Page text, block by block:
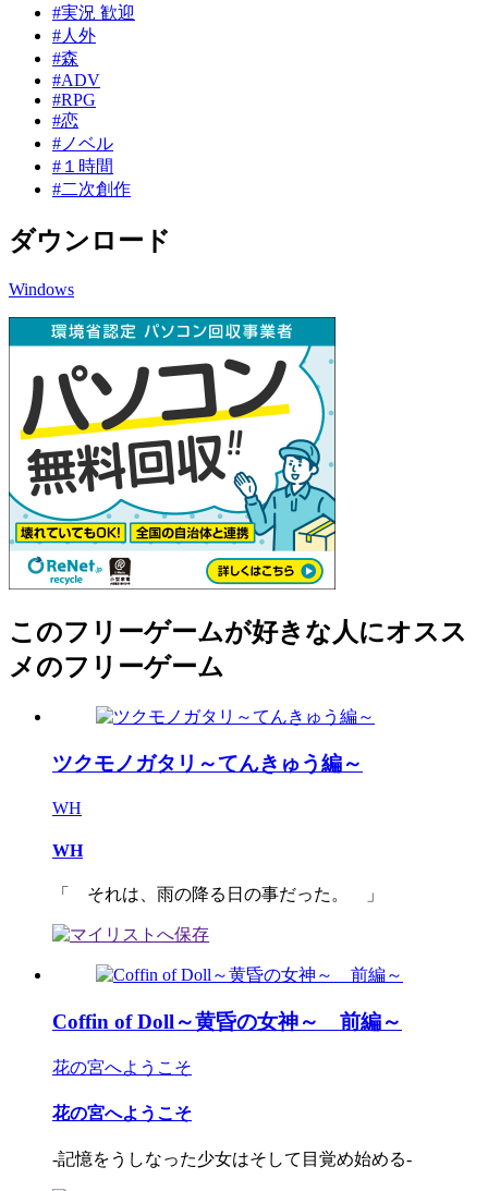
#実況 歓迎
#人外
#森
#ADV
#RPG
#恋
#ノベル
#１時間
#二次創作
ダウンロード
Windows
このフリーゲームが好きな人にオスス
メのフリーゲーム
ツクモノガタリ～てんきゅう編～
WH
WH
「 それは、雨の降る日の事だった。 」
Coffin of Doll～黄昏の女神～ 前編～
花の宮へようこそ
花の宮へようこそ
-記憶をうしなった少女はそして目覚め始める-